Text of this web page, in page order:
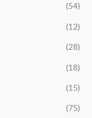
(54)
(12)
(28)
(18)
(15)
(75)